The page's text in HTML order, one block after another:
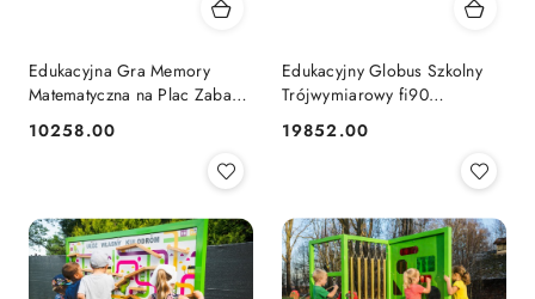
Edukacyjna Gra Memory
Matematyczna na Plac Zabaw
Nauka i Zabawa
Cena:
10258.00
Edukacyjny Globus Szkolny
Trójwymiarowy fi90
Sensoryczne place zabaw |
Placówki Edukacyjne Nauka i
Cena:
19852.00